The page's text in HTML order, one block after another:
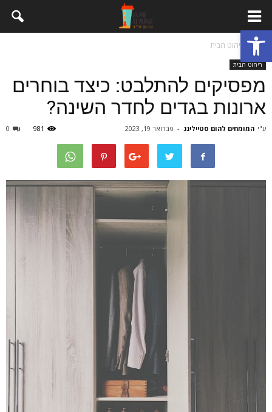
פתח סרגל נגישות
בית ריהוט הבית
ריהוט הבית
מפסיקים להתלבט: כיצד בוחרים
ארונות בגדים לחדר השינה?
ע"י המומחים להום סטיילינג - פברואר 19, 2023 0 981